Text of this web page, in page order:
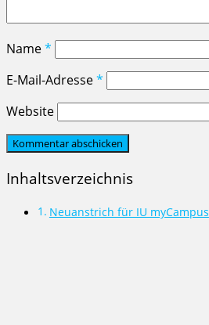
Name*
E-Mail-Adresse*
Website
Inhaltsverzeichnis
Neuanstrich für IU myCampus